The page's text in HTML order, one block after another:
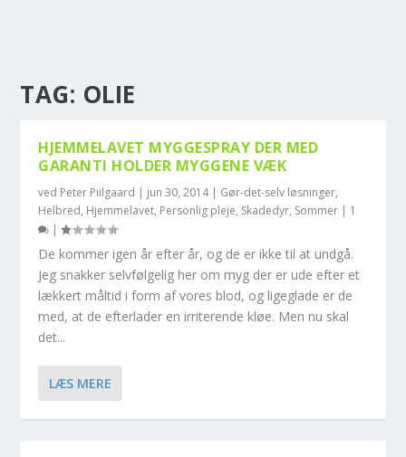
TAG: OLIE
HJEMMELAVET MYGGESPRAY DER MED
GARANTI HOLDER MYGGENE VÆK
ved Peter Piilgaard | jun 30, 2014| Gør-det-selv løsninger,
Helbred, Hjemmelavet, Personlig pleje, Skadedyr, Sommer | 1
|
De kommer igen år efter år, og de er ikke til at undgå.
Jeg snakker selvfølgelig her om myg der er ude efter et
lækkert måltid i form af vores blod, og ligeglade er de
med, at de efterlader en irriterende kløe. Men nu skal
det...
LÆS MERE